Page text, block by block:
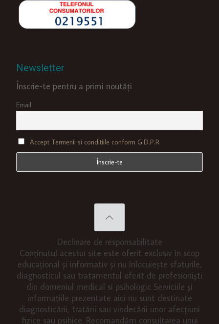
Newsletter
Înscrie-te pentru a primi noutăți
Email
Accept Termenii si conditiile conform G.D.P.R.
Declinare de responsabilitate
Conținutul acestui site este oferit exclusiv în scop
educațional și informativ și nu înlocuiește sfaturile,
diagnosticul sau tratamentul oferit de profesioniști
din domeniul medical si psihologic Serviciile și
informațiile prezentate aici nu sunt destinate
diagnosticării, tratării sau vindecării unor afecțiuni
fizice sau psihice. Recomandăm consultarea unui